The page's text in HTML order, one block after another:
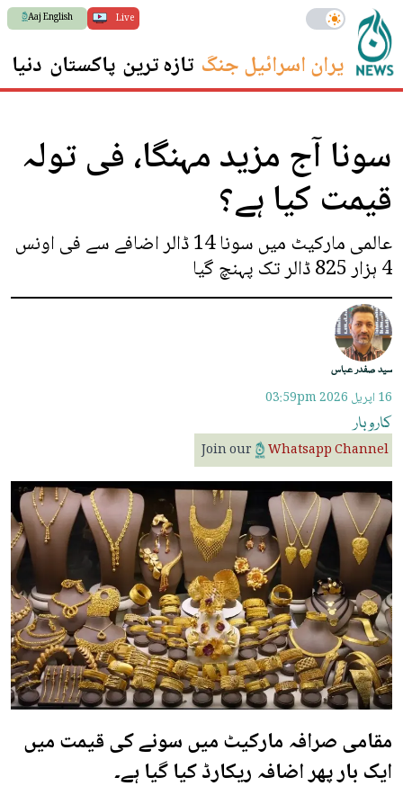
Live
Aaj English
ایران اسرائیل جنگ تازہ ترین پاکستان دنیا
سونا آج مزید مہنگا، فی تولہ
قیمت کیا ہے؟
عالمی مارکیٹ میں سونا 14 ڈالر اضافے سے فی اونس
4 ہزار 825 ڈالر تک پہنچ گیا
سید صفدر عباس
16 اپريل 2026 03:59pm
کاروبار
Join our Whatsapp Channel
مقامی صرافہ مارکیٹ میں سونے کی قیمت میں
ایک بار پھر اضافہ ریکارڈ کیا گیا ہے۔